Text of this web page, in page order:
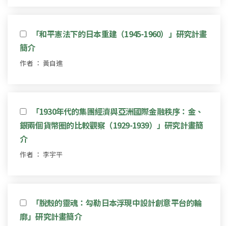
「和平憲法下的日本重建（1945-1960）」研究計畫
簡介
作者 ： 黃自進
「1930年代的集團經濟與亞洲國際金融秩序：金、
銀兩個貨幣圈的比較觀察（1929-1939）」研究計畫簡
介
作者 ： 李宇平
「脫殼的靈魂：勾勒日本浮現中設計創意平台的輪
廓」研究計畫簡介